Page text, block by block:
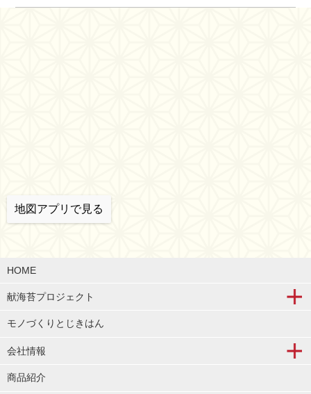
地図アプリで見る
HOME
献海苔プロジェクト
モノづくりとじきはん
会社情報
商品紹介